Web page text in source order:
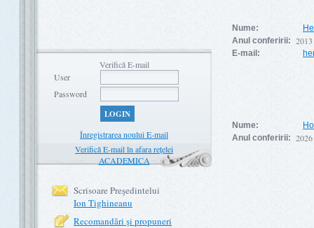
Verifică E-mail
User
Password
LOGIN
Înregistrarea noului E-mail
Verifică E-mail în afara rețelei
ACADEMICA
Scrisoare Preşedintelui
Ion Tighineanu
Recomandări şi propuneri
Nume:
Anul conferirii: 2013
E-mail:
Nume:
Anul conferirii: 2026